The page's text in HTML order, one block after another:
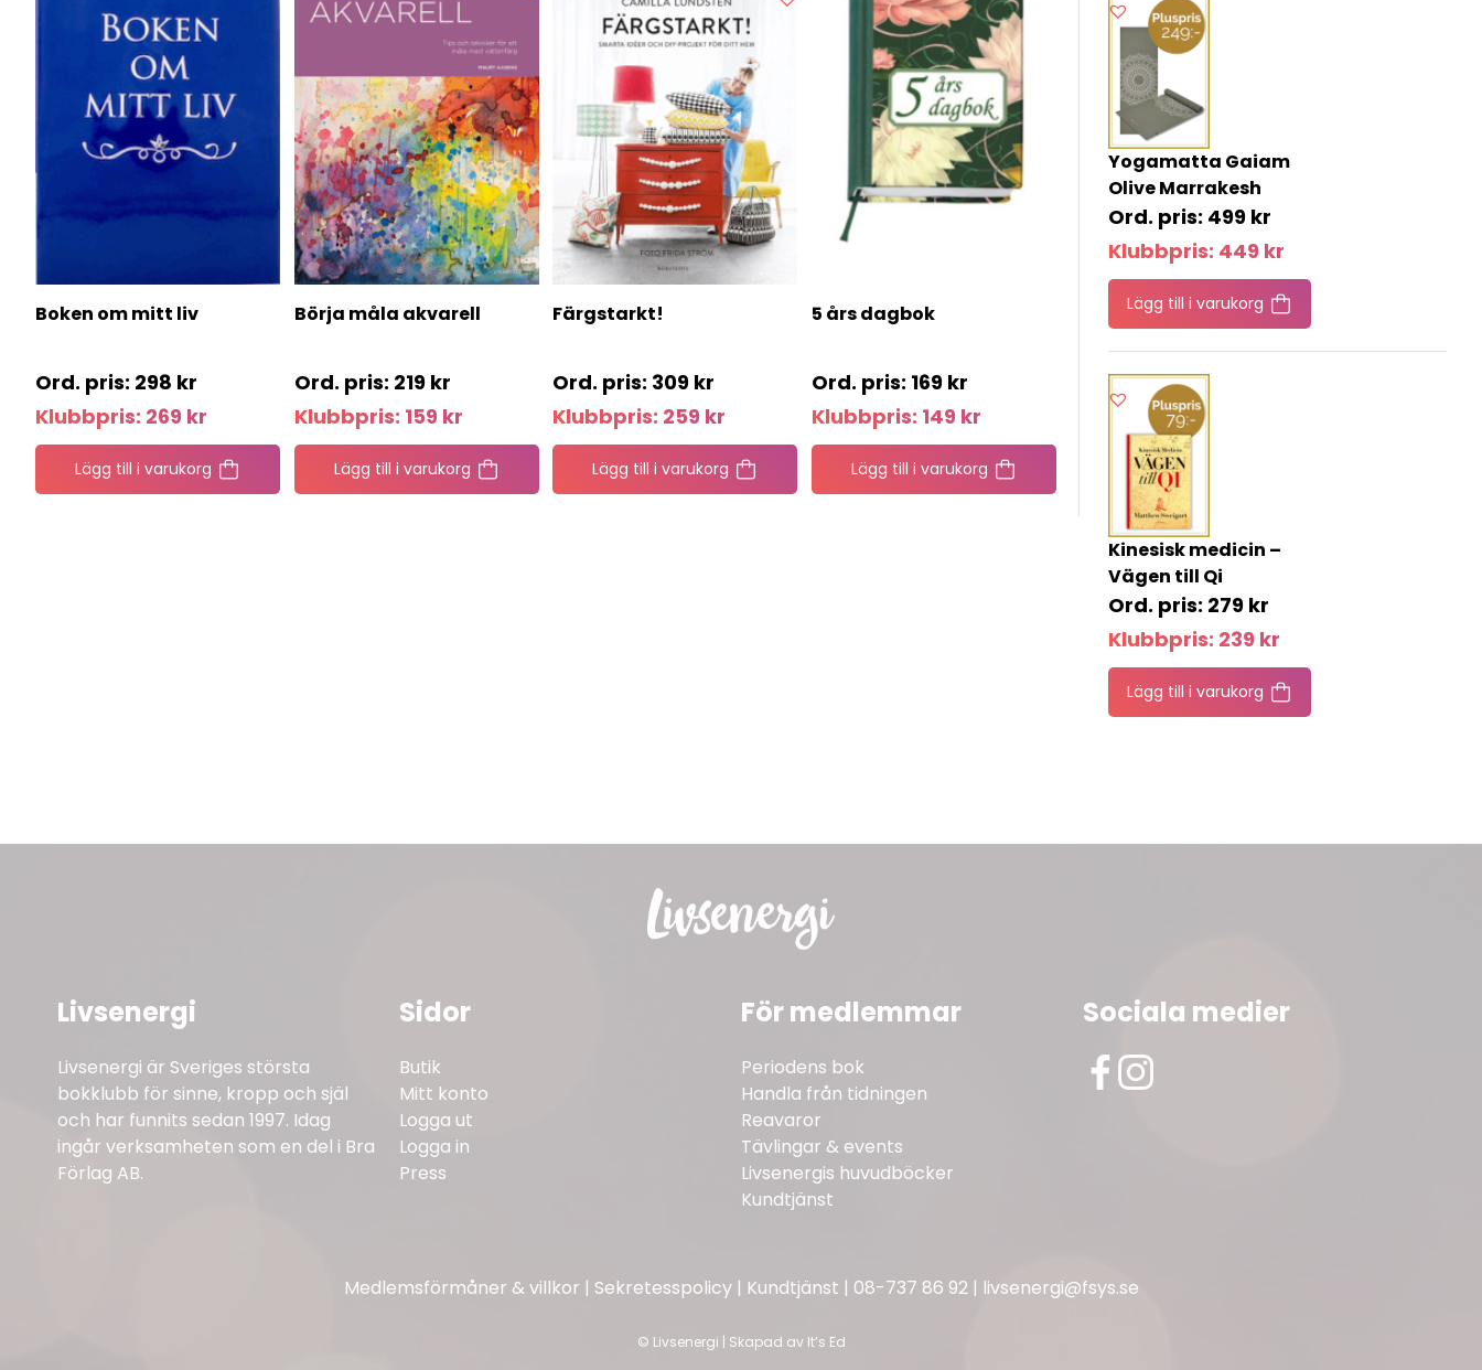
Boken om mitt liv
298 kr
Klubbpris: 269 kr
Lägg till i varukorg
Börja måla akvarell
219 kr
Klubbpris: 159 kr
Lägg till i varukorg
Färgstarkt!
309 kr
Klubbpris: 259 kr
Lägg till i varukorg
5 års dagbok
169 kr
Klubbpris: 149 kr
Lägg till i varukorg
Yogamatta Gaiam
Olive Marrakesh
499 kr
Klubbpris: 449 kr
Lägg till i varukorg
Kinesisk medicin –
Vägen till Qi
279 kr
Klubbpris: 239 kr
Lägg till i varukorg
Livsenergi
Livsenergi är Sveriges största
bokklubb för sinne, kropp och själ
och har funnits sedan 1997. Idag
ingår verksamheten som en del i Bra
Förlag AB.
Sidor
Butik
Mitt konto
Logga ut
Logga in
Press
För medlemmar
Periodens bok
Handla från tidningen
Reavaror
Tävlingar & events
Livsenergis huvudböcker
Kundtjänst
Sociala medier
Medlemsförmåner & villkor | Sekretesspolicy| Kundtjänst | 08-737 86 92| livsenergi@fsys.se
© Livsenergi | Skapad av It’s Ed